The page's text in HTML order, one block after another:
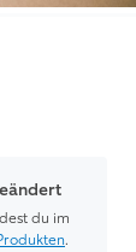
du im
.